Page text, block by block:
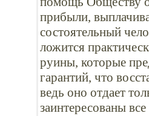
прибыли,
состоятельный
ложится
руины, которые
гарантий, что
ведь оно отдает
заинтересованы